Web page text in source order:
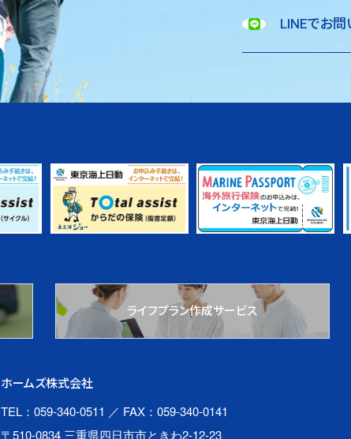
LINEでお
ライフプラン作成サービス
ホームズ株式会社
TEL：059-340-0511 ／ FAX：059-340-0141
〒510-0834 三重県四日市市ときわ2-12-23